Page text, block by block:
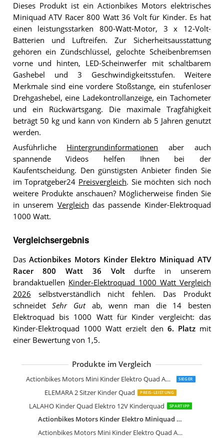
Dieses Produkt ist ein Actionbikes Motors elektrisches
Miniquad ATV Racer 800 Watt 36 Volt für Kinder. Es hat
einen leistungsstarken 800-Watt-Motor, 3 x 12-Volt-
Batterien und Luftreifen. Zur Sicherheitsausstattung
gehören ein Zündschlüssel, gelochte Scheibenbremsen
vorne und hinten, LED-Scheinwerfer mit schaltbarem
Gashebel und 3 Geschwindigkeitsstufen. Weitere
Merkmale sind eine vordere Stoßstange, ein stufenloser
Drehgashebel, eine Ladekontrollanzeige, ein Tachometer
und ein Rückwärtsgang. Die maximale Tragfähigkeit
beträgt 50 kg und kann von Kindern ab 5 Jahren genutzt
werden.
Ausführliche Hintergrundinformationen aber auch
spannende Videos helfen Ihnen bei der
Kaufentscheidung. Den günstigsten Anbieter finden Sie
im Topratgeber24 Preisvergleich. Sie möchten sich noch
weitere Produkte anschauen? Möglicherweise finden Sie
in unserem Vergleich das passende Kinder-Elektroquad
1000 Watt.
Vergleichsergebnis
DasActionbikes Motors Kinder Elektro Miniquad ATV
Racer 800 Watt 36 Voltdurfte in unserem
brandaktuellen Kinder-Elektroquad 1000 Watt Vergleich
2026 selbstverständlich nicht fehlen. Das Produkt
schneidetSehr Gutab, wenn man die 14 besten
Elektroquad bis 1000 Watt für Kinder vergleicht: das
Kinder-Elektroquad 1000 Watt erzielt den 6. Platzmit
einer Bewertung von 1,5.
Produkte im Vergleich
Actionbikes Motors Mini Kinder Elektro Quad ATV Cobra 800 Watt 36 V Pocket Quad SIEGER
ELEMARA 2 Sitzer Kinder Quad PREIS-LEISTUNG
LALAHO Kinder Quad Elektro 12V Kinderquad SPARTIPP
Actionbikes Motors Kinder Elektro Miniquad ATV Racer 800 Watt 36 Volt
Actionbikes Motors Mini Kinder Elektro Quad ATV Cobra 800 Watt 36 V Pocket Quad
AIYAPLAY Elektro Quad für Kinder 12V
FINOOS Kinder-Elektroquad 24V
FINOOS Kinder-Elektro Quad 2-Sitzer
AIYAPLAY Elektro Quad für Kinder
HOMCOM Elektro Quad für Kinder
DREAMADE 12V Elektro Quad
GarveeHome 12V Lila Elektro-Quad